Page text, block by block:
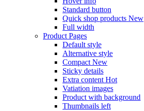
Standard button
Quick shop products New
Full width
Product Pages
Default style
Alternative style
Compact New
Sticky details
Extra content Hot
Vatiation images
Product with background
Thumbnails left